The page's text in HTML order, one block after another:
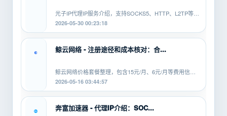
L2TP/PPTP
有什...
光子IP代理IP服务介绍，支持SOCKS5、HTTP、L2TP等协
议，适配安卓、PC、软路由等平...
2026-05-30 00:23:18
鲸云网络 - 注册途径和成本核对：合...
鲸云网络价格套餐整理，包含15元/月、6元/月等费用信
息，覆盖SOCKS5、HTTP、L2TP等...
2026-05-16 03:44:57
奔富加速器 - 代理IP介绍：SOC...